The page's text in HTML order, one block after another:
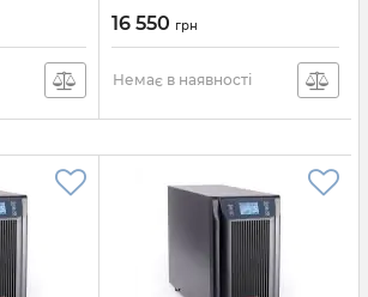
16 550 грн
Немає в наявності